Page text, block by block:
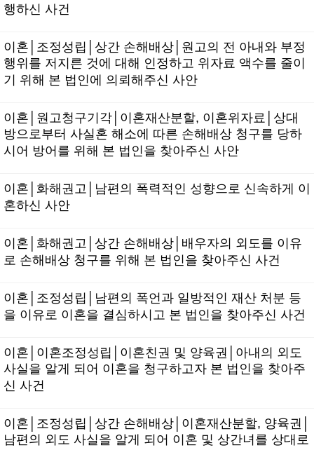
행하신 사건
이혼│조정성립│상간 손해배상│원고의 전 아내와 부정
행위를 저지른 것에 대해 인정하고 위자료 액수를 줄이
기 위해 본 법인에 의뢰해주신 사안
이혼│원고청구기각│이혼재산분할, 이혼위자료│상대
방으로부터 사실혼 해소에 따른 손해배상 청구를 당하
시어 방어를 위해 본 법인을 찾아주신 사안
이혼│화해권고│남편의 폭력적인 성향으로 신속하게 이
혼하신 사안
이혼│화해권고│상간 손해배상│배우자의 외도를 이유
로 손해배상 청구를 위해 본 법인을 찾아주신 사건
이혼│조정성립│남편의 폭언과 일방적인 재산 처분 등
을 이유로 이혼을 결심하시고 본 법인을 찾아주신 사건
이혼│이혼조정성립│이혼친권 및 양육권│아내의 외도
사실을 알게 되어 이혼을 청구하고자 본 법인을 찾아주
신 사건
이혼│조정성립│상간 손해배상│이혼재산분할, 양육권│
남편의 외도 사실을 알게 되어 이혼 및 상간녀를 상대로